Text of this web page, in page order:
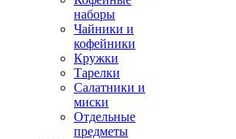
наборы
Чайники и
кофейники
Кружки
Тарелки
Салатники и
миски
Отдельные
предметы